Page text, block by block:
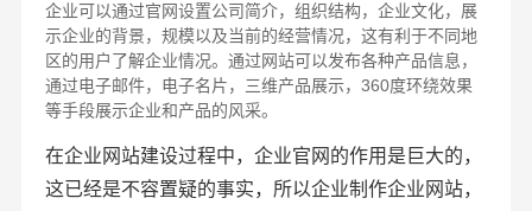
企业可以通过官网设置公司简介，组织结构，企业文化，展
示企业的背景，规模以及当前的经营情况，这有利于不同地
区的用户了解企业情况。通过网站可以发布各种产品信息，
通过电子邮件，电子名片，三维产品展示，360度环绕效果
等手段展示企业和产品的风采。
在企业网站建设过程中，企业官网的作用是巨大的，
这已经是不容置疑的事实，所以企业制作企业网站，